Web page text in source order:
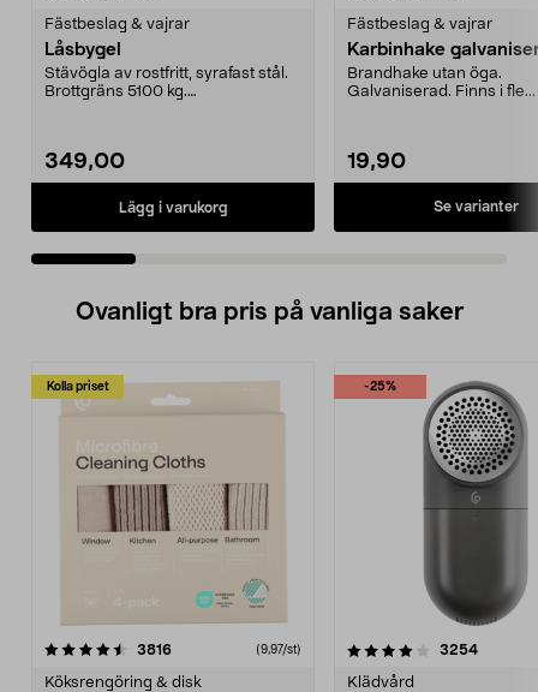
Fästbeslag & vajrar
Låsbygel
Stävögla av rostfritt, syrafast stål.
Brottgräns 5100 kg.
349,00
Lägg i varukorg
Fästbeslag & vajrar
Karbinhake
Brandhake utan öga.
Galvaniserad. Finns i fle...
19,90
Se varianter
Ovanligt bra pris på vanliga saker
Kolla priset
3816recensioner (9,97/st)
Köksrengöring & disk
-25%
4.0av 5 stjärnor 3254
Klädvård
4.5av 5 stjärnor